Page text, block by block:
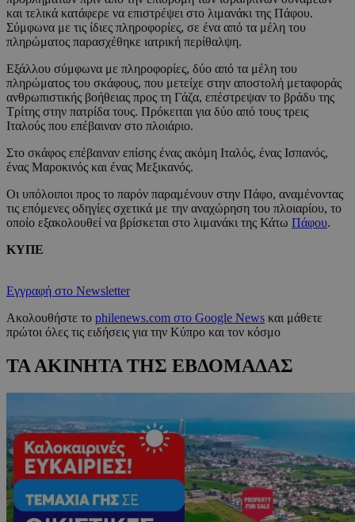
και τελικά κατάφερε να επιστρέψει στο λιμανάκι της Πάφου.
Σύμφωνα με τις ίδιες πληροφορίες, σε ένα από τα μέλη του
πληρώματος παρασχέθηκε ιατρική περίθαλψη.
Εξάλλου σύμφωνα με πληροφορίες, δύο από τα μέλη του
πληρώματος του σκάφους, που μετείχε στην αποστολή μεταφοράς
ανθρωπιστικής βοήθειας προς τη Γάζα, επέστρεψαν το βράδυ της
Τρίτης στην πατρίδα τους. Πρόκειται για δύο από τους τρεις
Ιταλούς που επέβαιναν στο πλοιάριο.
Στο σκάφος επέβαιναν επίσης ένας ακόμη Ιταλός, ένας Ισπανός,
ένας Μαροκινός και ένας Μεξικανός.
Οι υπόλοιποι προς το παρόν παραμένουν στην Πάφο, αναμένοντας
τις επόμενες οδηγίες σχετικά με την αναχώρηση του πλοιαρίου, το
οποίο εξακολουθεί να βρίσκεται στο λιμανάκι της Κάτω Πάφου.
ΚΥΠΕ
Εγγραφή στο Newsletter
Ακολουθήστε το philenews.com στο Google News και μάθετε
πρώτοι όλες τις ειδήσεις για την Κύπρο και τον κόσμο
ΤΑ ΑΚΙΝΗΤΑ ΤΗΣ ΕΒΔΟΜΑΔΑΣ